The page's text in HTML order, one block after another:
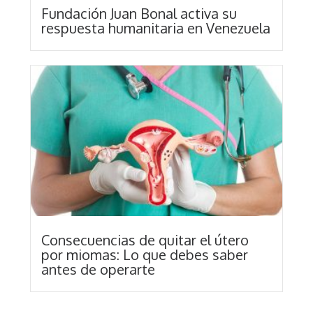
Fundación Juan Bonal activa su
respuesta humanitaria en Venezuela
Consecuencias de quitar el útero
por miomas: Lo que debes saber
antes de operarte